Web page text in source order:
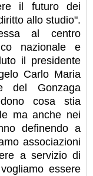
il futuro dei
allo studio".
al centro
nazionale e
il presidente
Carlo Maria
del Gonzaga
cosa stia
ma anche nei
definendo a
associazioni
a servizio di
essere